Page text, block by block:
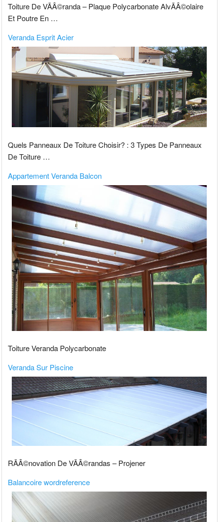
Toiture De VÃÂ©randa – Plaque Polycarbonate AlvÃÂ©olaire
Et Poutre En …
Veranda Esprit Acier
Quels Panneaux De Toiture Choisir? : 3 Types De Panneaux
De Toiture …
Appartement Veranda Balcon
Toiture Veranda Polycarbonate
Veranda Sur Piscine
RÃÂ©novation De VÃÂ©randas – Projener
Balancoire wordreference